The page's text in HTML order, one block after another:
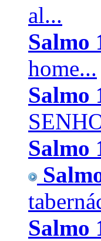
al...
Salmo
home...
Salmo
Salmo
Salmo